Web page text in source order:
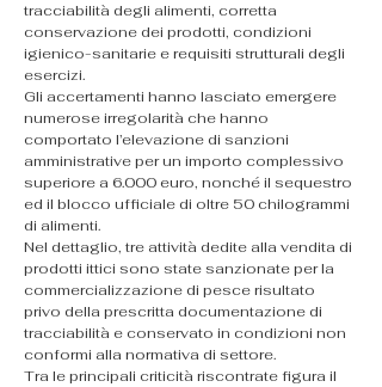
tracciabilità degli alimenti, corretta
conservazione dei prodotti, condizioni
igienico-sanitarie e requisiti strutturali degli
esercizi.
Gli accertamenti hanno lasciato emergere
numerose irregolarità che hanno
comportato l’elevazione di sanzioni
amministrative per un importo complessivo
superiore a 6.000 euro, nonché il sequestro
ed il blocco ufficiale di oltre 50 chilogrammi
di alimenti.
Nel dettaglio, tre attività dedite alla vendita di
prodotti ittici sono state sanzionate per la
commercializzazione di pesce risultato
privo della prescritta documentazione di
tracciabilità e conservato in condizioni non
conformi alla normativa di settore.
Tra le principali criticità riscontrate figura il